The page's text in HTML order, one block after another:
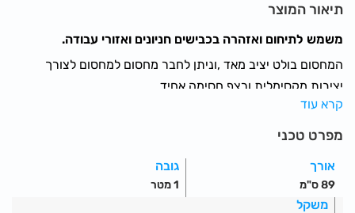
תיאור המוצר
משמש לתיחום ואזהרה בכבישים חניונים ואזורי עבודה.
המחסום בולט יציב מאד ,וניתן לחבר מחסום למחסום לצורך
יציבות מקסימלית ורצף חסימה אחיד.
המחסום מגיע עם מחזירי אור להדגשה בלילה, ואפשרות למילוי
מים למשקל נוסף.
ניתן להעמסה אחד על השני (חוסך מקום בהובלה)
חומר: פוליאתילן עמידות לקרינת UV
קרא עוד
מפרט טכני
אורך
89 ס"מ
גובה
1 מטר
משקל